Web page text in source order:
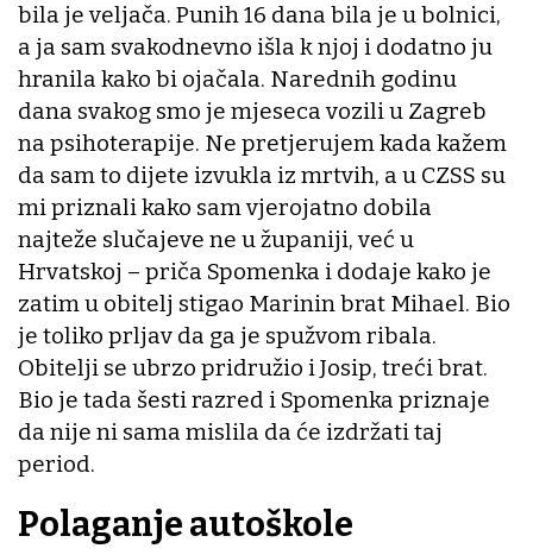
bila je veljača. Punih 16 dana bila je u bolnici,
a ja sam svakodnevno išla k njoj i dodatno ju
hranila kako bi ojačala. Narednih godinu
dana svakog smo je mjeseca vozili u Zagreb
na psihoterapije. Ne pretjerujem kada kažem
da sam to dijete izvukla iz mrtvih, a u CZSS su
mi priznali kako sam vjerojatno dobila
najteže slučajeve ne u županiji, već u
Hrvatskoj – priča Spomenka i dodaje kako je
zatim u obitelj stigao Marinin brat Mihael. Bio
je toliko prljav da ga je spužvom ribala.
Obitelji se ubrzo pridružio i Josip, treći brat.
Bio je tada šesti razred i Spomenka priznaje
da nije ni sama mislila da će izdržati taj
period.
Polaganje autoškole